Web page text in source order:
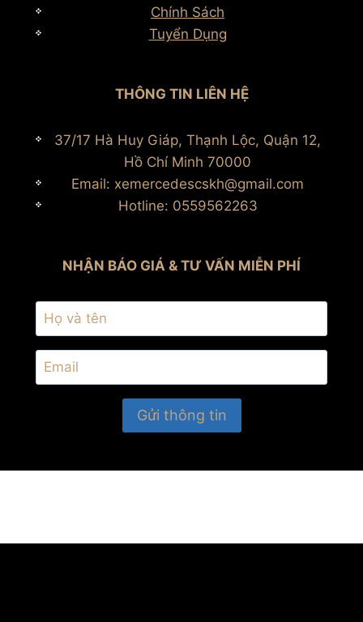
Chính Sách
Tuyển Dụng
THÔNG TIN LIÊN HỆ
37/17 Hà Huy Giáp, Thạnh Lộc, Quận 12,
Hồ Chí Minh 70000
Email: xemercedescskh@gmail.com
Hotline: 0559562263
NHẬN BÁO GIÁ & TƯ VẤN MIỄN PHÍ